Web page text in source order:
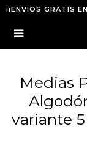
¡¡ENVIOS GRATIS

Medias
variante